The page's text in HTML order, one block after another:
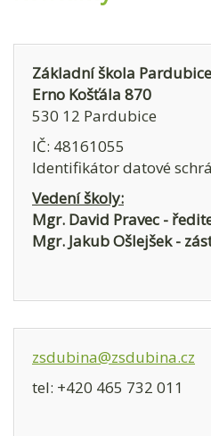
Základní škola
Erno Košťála 870
530 12 Pardubice
IČ: 48161055
Identifikátor datové
Vedení školy:
Mgr. David Pravec -
Mgr. Jakub Ošlejšek -
zsdubina@zsdubina.cz
tel: +420 465 732 011